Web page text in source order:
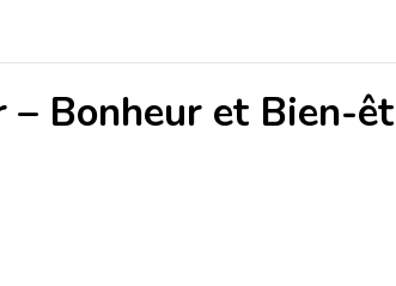
Bonheur et Bien-